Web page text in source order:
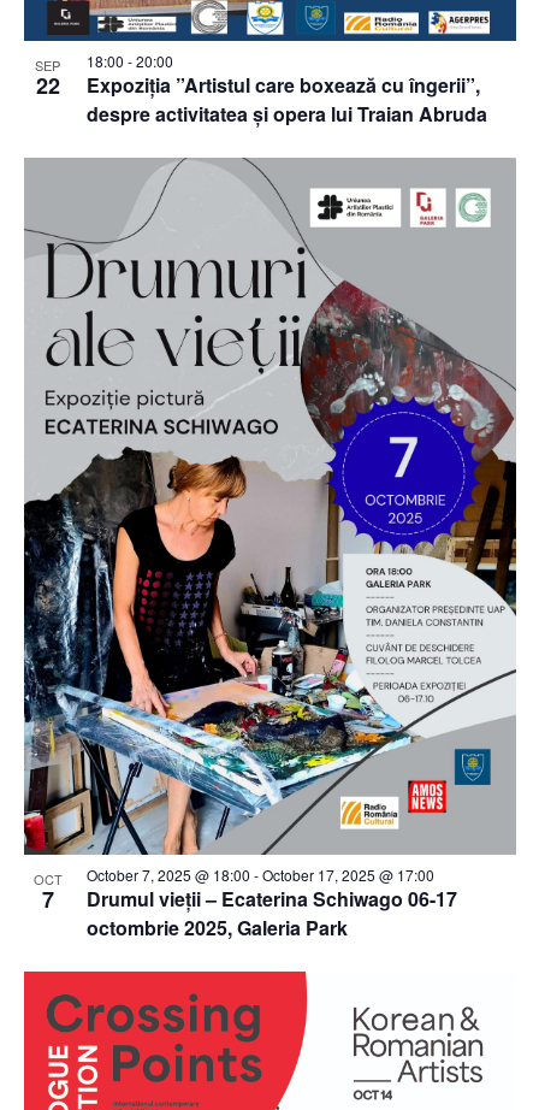
SEP
22
Expoziția ”Artistul care boxează cu îngerii”,
despre activitatea și opera lui Traian Abruda
18:00 -20:00
OCT
7
Drumul vieții – Ecaterina Schiwago 06-17
octombrie 2025, Galeria Park
October 7, 2025 @ 18:00 -October 17, 2025 @ 17:00